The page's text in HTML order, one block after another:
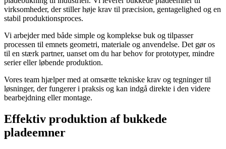
virksomheder, der stiller høje krav til præcision, gentagelighed og en
stabil produktionsproces.
Vi arbejder med både simple og komplekse buk og tilpasser
processen til emnets geometri, materiale og anvendelse. Det gør os
til en stærk partner, uanset om du har behov for prototyper, mindre
serier eller løbende produktion.
Vores team hjælper med at omsætte tekniske krav og tegninger til
løsninger, der fungerer i praksis og kan indgå direkte i den videre
bearbejdning eller montage.
Effektiv produktion af bukkede
pladeemner